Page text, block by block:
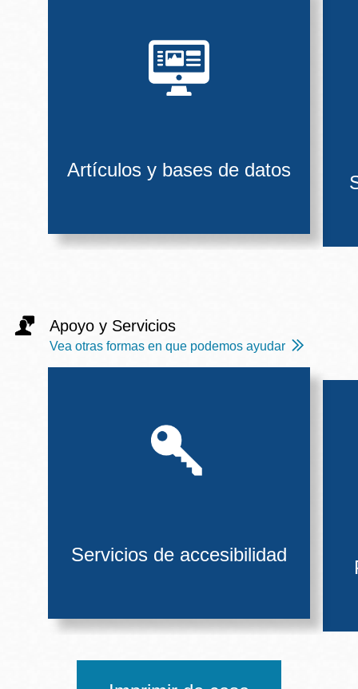
Artículos y bases de datos
Apoyo y Servicios
Vea otras formas en que podemos ayudar
Servicios de accesibilidad